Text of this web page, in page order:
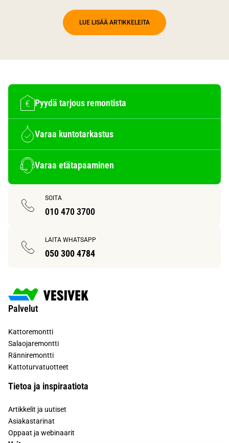
LUE LISÄÄ ARTIKKELEITA
Pyydä tarjous remontista
Varaa kuntotarkastus
Varaa etätapaaminen
SOITA
010 470 3700
LAITA WHATSAPP
050 300 4784
Palvelut
Kattoremontti
Salaojaremontti
Ränniremontti
Kattoturvatuotteet
Tietoa ja inspiraatiota
Artikkelit ja uutiset
Asiakastarinat
Oppaat ja webinaarit